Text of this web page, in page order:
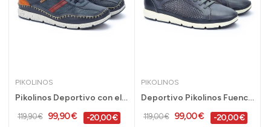
PIKOLINOS
Pikolinos Deportivo con elásticos Fuencarral...
119,90 € 99,90 € -20,00 €
PIKOLINOS
Deportivo Pikolinos Fuencarral con elásticos...
119,00 € 99,00 € -20,00 €